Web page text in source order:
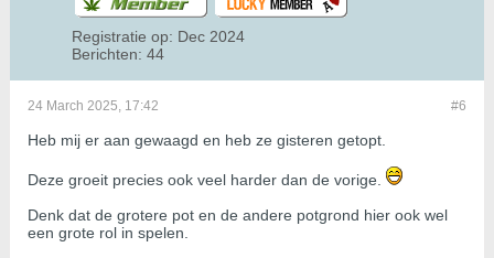
Registratie op: Dec 2024
Berichten: 44
#6
24 March 2025, 17:42
Heb mij er aan gewaagd en heb ze gisteren getopt.
Deze groeit precies ook veel harder dan de vorige.
Denk dat de grotere pot en de andere potgrond hier ook wel
een grote rol in spelen.